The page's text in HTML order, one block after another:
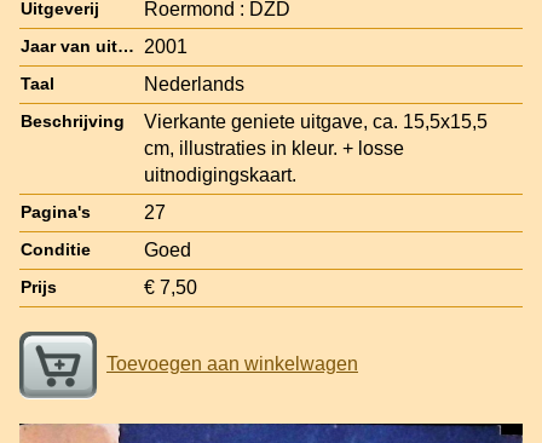
Uitgeverij Roermond : DZD
Jaar van uitgave 2001
Taal Nederlands
Beschrijving
Vierkante geniete uitgave, ca. 15,5x15,5
cm, illustraties in kleur. + losse
uitnodigingskaart.
Pagina's 27
Conditie Goed
Prijs € 7,50
Toevoegen aan winkelwagen